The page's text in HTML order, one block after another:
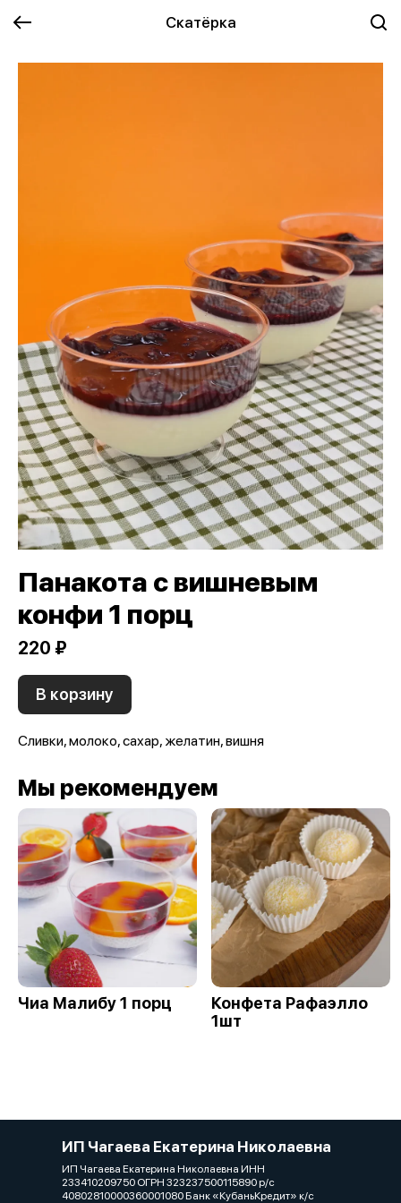
Скатёрка
Панакота с вишневым
конфи 1 порц
220 ₽
В корзину
Сливки, молоко, сахар, желатин, вишня
Мы рекомендуем
Чиа Малибу 1 порц
Конфета Рафаэлло
1шт
ИП Чагаева Екатерина Николаевна
ИП Чагаева Екатерина Николаевна ИНН
233410209750 ОГРН 323237500115890 р/с
40802810000360001080 Банк «КубаньКредит» к/с